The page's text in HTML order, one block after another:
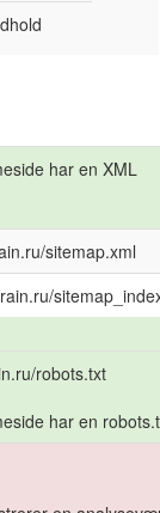
har en XML
sitemap.xml
robots.txt
har en